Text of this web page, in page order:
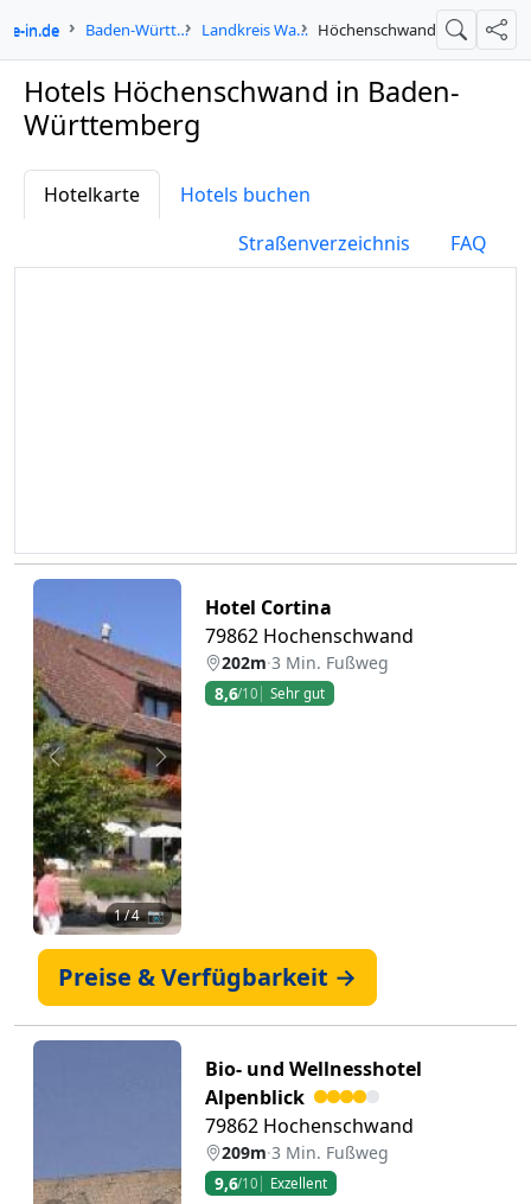
in.de Baden-Württemberg Landkreis Waldshut Höchenschwand Suche
Hotels Höchenschwand in Baden-
Württemberg
Hotelkarte
Hotels buchen
Straßenverzeichnis
FAQ
Zurück Weiter
1/ 4 📷
Hotel Cortina
79862 Hochenschwand
202m·3 Min. Fußweg
8,6/10 Sehr gut
Preise & Verfügbarkeit →
Bio- und Wellnesshotel
Alpenblick
79862 Hochenschwand
209m·3 Min. Fußweg
9,6/10 Exzellent